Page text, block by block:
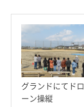
グランドにてドロ
ーン操縦